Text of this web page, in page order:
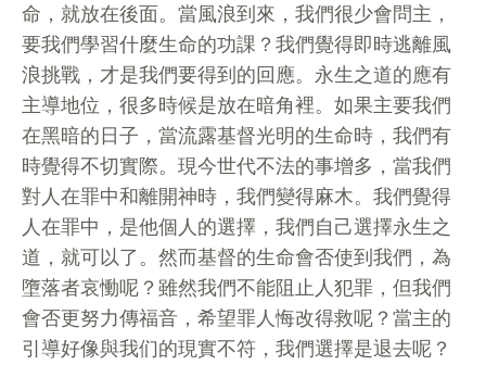
命，就放在後面。當風浪到來，我們很少會問主，
要我們學習什麼生命的功課？我們覺得即時逃離風
浪挑戰，才是我們要得到的回應。永生之道的應有
主導地位，很多時候是放在暗角裡。如果主要我們
在黑暗的日子，當流露基督光明的生命時，我們有
時覺得不切實際。現今世代不法的事增多，當我們
對人在罪中和離開神時，我們變得麻木。我們覺得
人在罪中，是他個人的選擇，我們自己選擇永生之
道，就可以了。然而基督的生命會否使到我們，為
墮落者哀慟呢？雖然我們不能阻止人犯罪，但我們
會否更努力傳福音，希望罪人悔改得救呢？當主的
引導好像與我们的現實不符，我們選擇是退去呢？